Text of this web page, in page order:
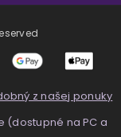
z našej ponuky
(dostupné na PC a